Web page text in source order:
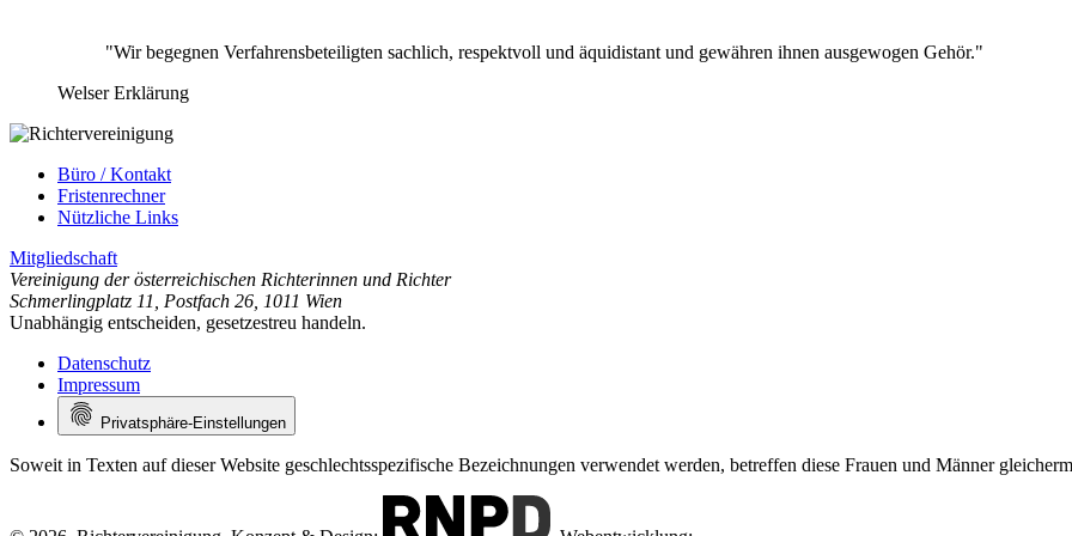
"Wir begegnen Verfahrensbeteiligten sachlich, respektvoll und äquidistant und gewähren ihnen ausgewogen Gehör."
Welser Erklärung
Büro / Kontakt
Fristenrechner
Nützliche Links
Mitgliedschaft
Vereinigung der österreichischen Richterinnen und Richter
Schmerlingplatz 11
Postfach 26 1011 Wien
Unabhängig entscheiden, gesetzestreu handeln.
Datenschutz
Impressum
Privatsphäre-Einstellungen
Soweit in Texten auf dieser Website geschlechtsspezifische Bezeichnungen verwendet werden, betreffen diese Frauen und Männer